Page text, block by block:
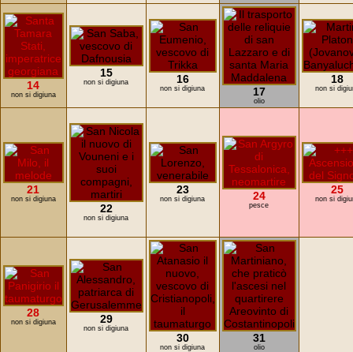
14
non si digiuna
15
non si digiuna 16
non si digiuna 17
olio
18
non si
21
non si digiuna
22
non si digiuna
23
non si digiuna 24
pesce
25
non si
28
non si digiuna 29
non si digiuna
30
non si digiuna
31
olio